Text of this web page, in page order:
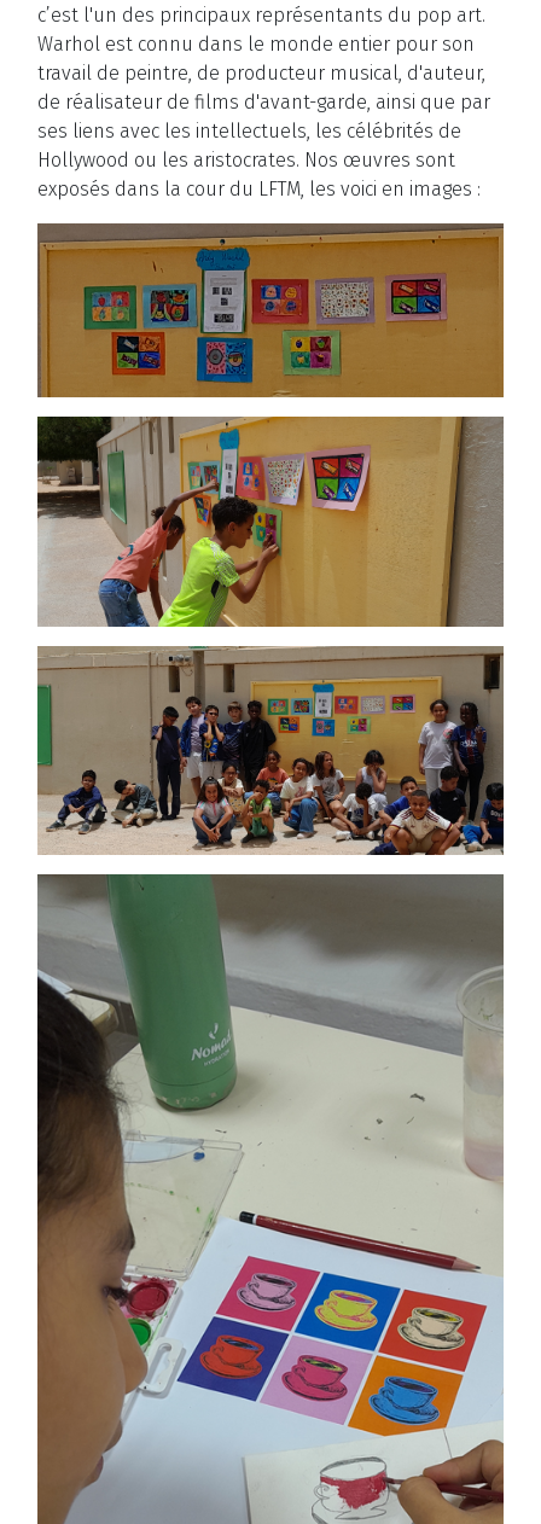
c’est l'un des principaux représentants du pop art.
Warhol est connu dans le monde entier pour son
travail de peintre, de producteur musical, d'auteur,
de réalisateur de films d'avant-garde, ainsi que par
ses liens avec les intellectuels, les célébrités de
Hollywood ou les aristocrates. Nos œuvres sont
exposés dans la cour du LFTM, les voici en images :